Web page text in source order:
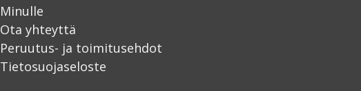
Minulle
Ota yhteyttä
Peruutus- ja toimitusehdot
Tietosuojaseloste